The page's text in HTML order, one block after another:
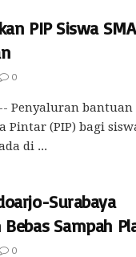
PIP Siswa
0
-- Penyaluran
Pintar (PIP) bagi
di ...
Surabaya
Sampah
0